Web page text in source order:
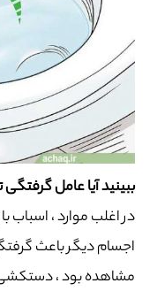
ببینید آیا عامل
در اغلب موارد ، اسباب
اجسام دیگر باعث
مشاهده بود ،